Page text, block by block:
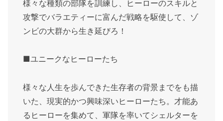
様々な種類の部隊を訓練し、ヒーローのスキルと
攻撃でバラエティーに富んだ戦略を駆使して、ゾ
ンビの大群から生き延びろ！
■ユニークなヒーローたち
様々な人生を歩んできた生存者の背景までをも描
いた、現実的かつ興味深いヒーローたち。才能あ
るヒーローを集めて、軍隊を率いてシェルターを